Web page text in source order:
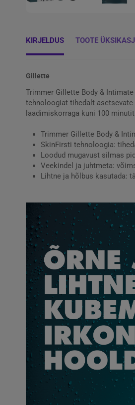
KIRJELDUS TOOTE
Gillette
Trimmer Gillette Body &
tehnoloogiat tihedalt
laadimiskorraga kuni 100
Trimmer Gillette Body &
SkinFirsti tehnoloogia:
Loodud mugavust silmas
Veekindel ja juhtmeta:
Lihtne ja hõlbus kasutada: